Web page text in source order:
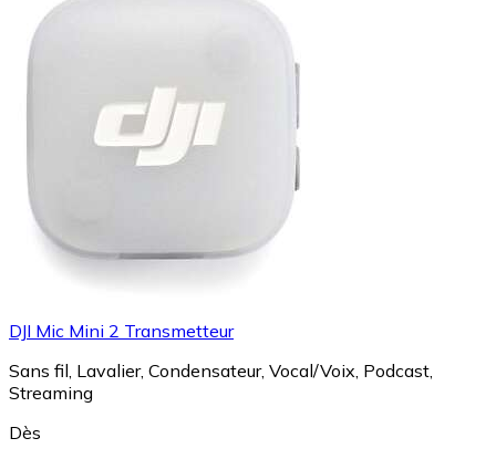
DJI Mic Mini 2 Transmetteur
Sans fil, Lavalier, Condensateur, Vocal/Voix, Podcast,
Streaming
Dès